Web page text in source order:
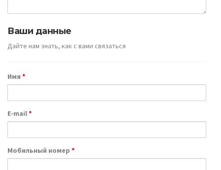
Ваши данные
Дайте нам знать, как с вами связаться
Имя *
E-mail*
Мобильный номер *